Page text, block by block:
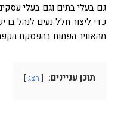
גם בעלי בתים וגם בעלי
כדי ליצור חלל נעים לנהל בו
מהאוויר הפתוח בהפסקת
תוכן עניינים: הצג